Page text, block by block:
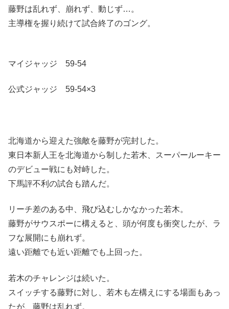
藤野は乱れず、崩れず、動じず…。
主導権を握り続けて試合終了のゴング。
マイジャッジ 59-54
公式ジャッジ 59-54×3
北海道から迎えた強敵を藤野が完封した。
東日本新人王を北海道から制した若木、スーパールーキー
のデビュー戦にも対峙した。
下馬評不利の試合も踏んだ。
リーチ差のある中、飛び込むしかなかった若木。
藤野がサウスポーに構えると、頭が何度も衝突したが、ラ
フな展開にも崩れず。
遠い距離でも近い距離でも上回った。
若木のチャレンジは続いた。
スイッチする藤野に対し、若木も左構えにする場面もあっ
たが、藤野は乱れず。